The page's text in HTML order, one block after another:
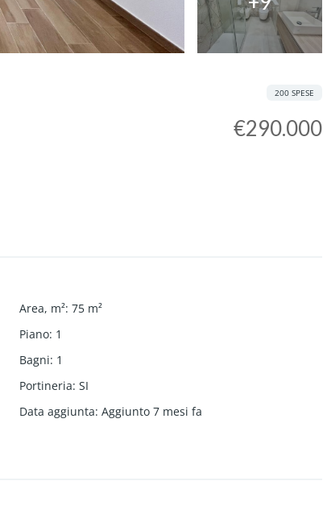
€290.000
200 SPESE
Area, m²: 75 m²
Piano: 1
Bagni: 1
Portineria: SI
Data aggiunta: Aggiunto 7 mesi fa